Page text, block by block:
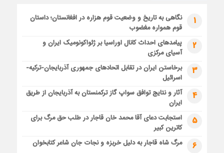
1
نگاهی به تاریخ و وضعیت قوم هزاره در افغانستان؛ داستان
قوم همواره مغضوب
2
پیامدهای احداث کانال اوراسیا بر ژئواکونومیک ایران و
آسیای مرکزی
3
برخاستن ایران در تقابل اتحادهای جمهوری آذربایجان-ترکیه-
اسرائیل
4
آثار و نتایج توافق سواپ گاز ترکمنستان به آذربایجان از طریق
ایران
5
استجابت دعای آقا محمد خان قاجار در طلب حق مرگ برای
کاترین کبیر
6 مرگ شاه قاجار به دلیل خربزه و نجات جان شاعر کتابخوان